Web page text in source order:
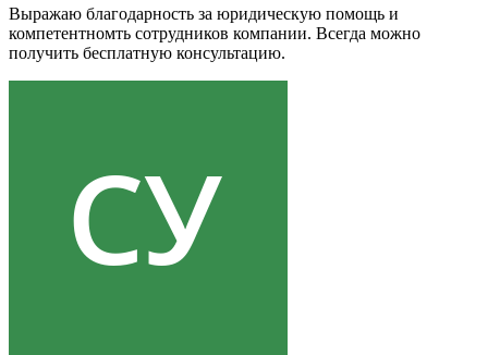
Выражаю благодарность за юридическую помощь и
компетентномть сотрудников компании. Всегда можно
получить бесплатную консультацию.